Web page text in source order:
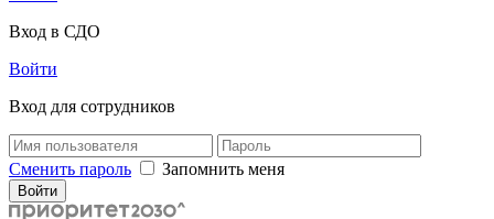
Вход в СДО
Войти
Вход для сотрудников
Сменить пароль Запомнить меня